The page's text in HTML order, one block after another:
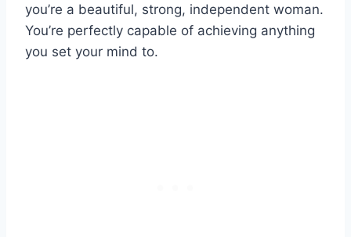
you’re a beautiful, strong, independent woman.
You’re perfectly capable of achieving anything
you set your mind to.